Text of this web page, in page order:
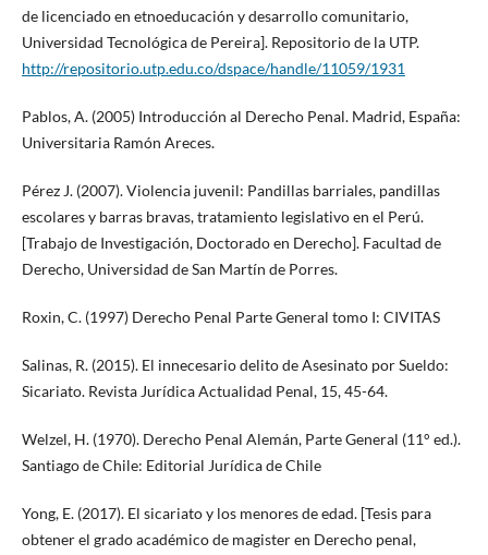
de licenciado en etnoeducación y desarrollo comunitario,
Universidad Tecnológica de Pereira]. Repositorio de la UTP.
http://repositorio.utp.edu.co/dspace/handle/11059/1931
Pablos, A. (2005) Introducción al Derecho Penal. Madrid, España:
Universitaria Ramón Areces.
Pérez J. (2007). Violencia juvenil: Pandillas barriales, pandillas
escolares y barras bravas, tratamiento legislativo en el Perú.
[Trabajo de Investigación, Doctorado en Derecho]. Facultad de
Derecho, Universidad de San Martín de Porres.
Roxin, C. (1997) Derecho Penal Parte General tomo I: CIVITAS
Salinas, R. (2015). El innecesario delito de Asesinato por Sueldo:
Sicariato. Revista Jurídica Actualidad Penal, 15, 45-64.
Welzel, H. (1970). Derecho Penal Alemán, Parte General (11° ed.).
Santiago de Chile: Editorial Jurídica de Chile
Yong, E. (2017). El sicariato y los menores de edad. [Tesis para
obtener el grado académico de magister en Derecho penal,